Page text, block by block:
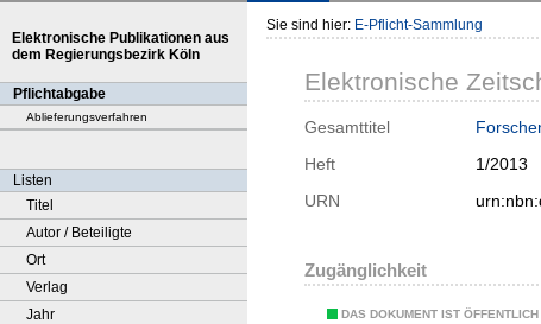
Elektronische Publikationen aus
dem Regierungsbezirk Köln
Pflichtabgabe
Ablieferungsverfahren
Listen
Titel
Autor / Beteiligte
Ort
Verlag
Jahr
Sie sind hier: E-Pflicht-Sammlung
Elektronische
Gesamttitel
Heft
1/2013
URN
Zugänglichkeit
DAS DOKUMENT IST